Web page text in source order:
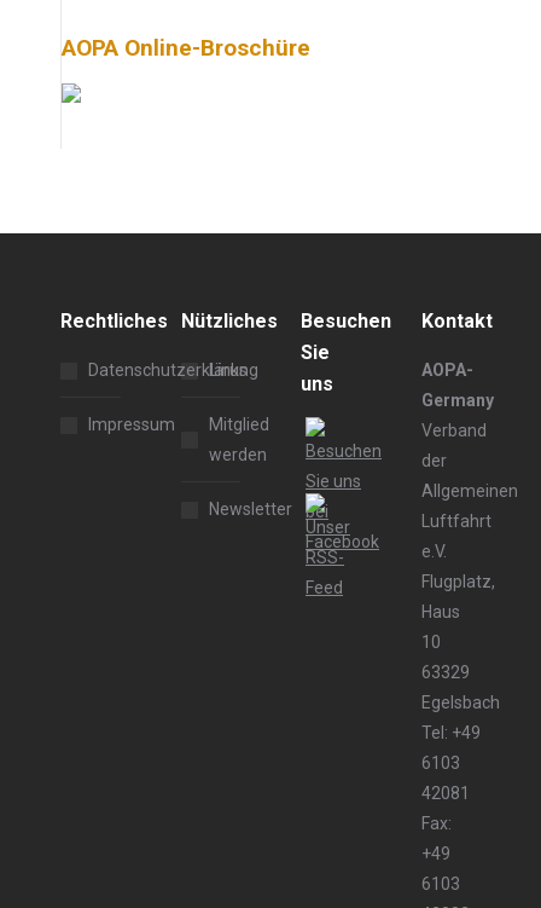
AOPA Online-Broschüre
Rechtliches
Datenschutzerklärung
Impressum
Nützliches
Links
Mitglied
werden
Newsletter
Besuchen
Sie
uns
Kontakt
AOPA-
Germany
Verband
der
Allgemeinen
Luftfahrt
e.V.
Flugplatz,
Haus
10
63329
Egelsbach
Tel: +49
6103
42081
Fax:
+49
6103